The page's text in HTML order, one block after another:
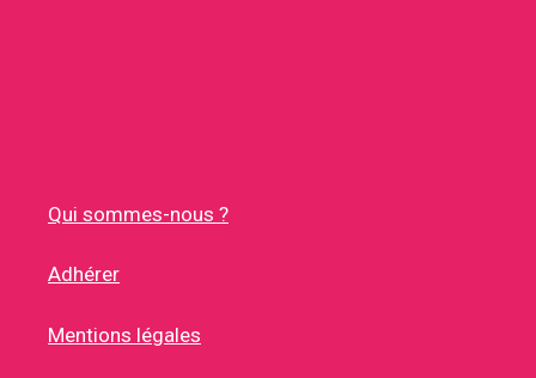
Qui sommes-nous ?
Adhérer
Mentions légales